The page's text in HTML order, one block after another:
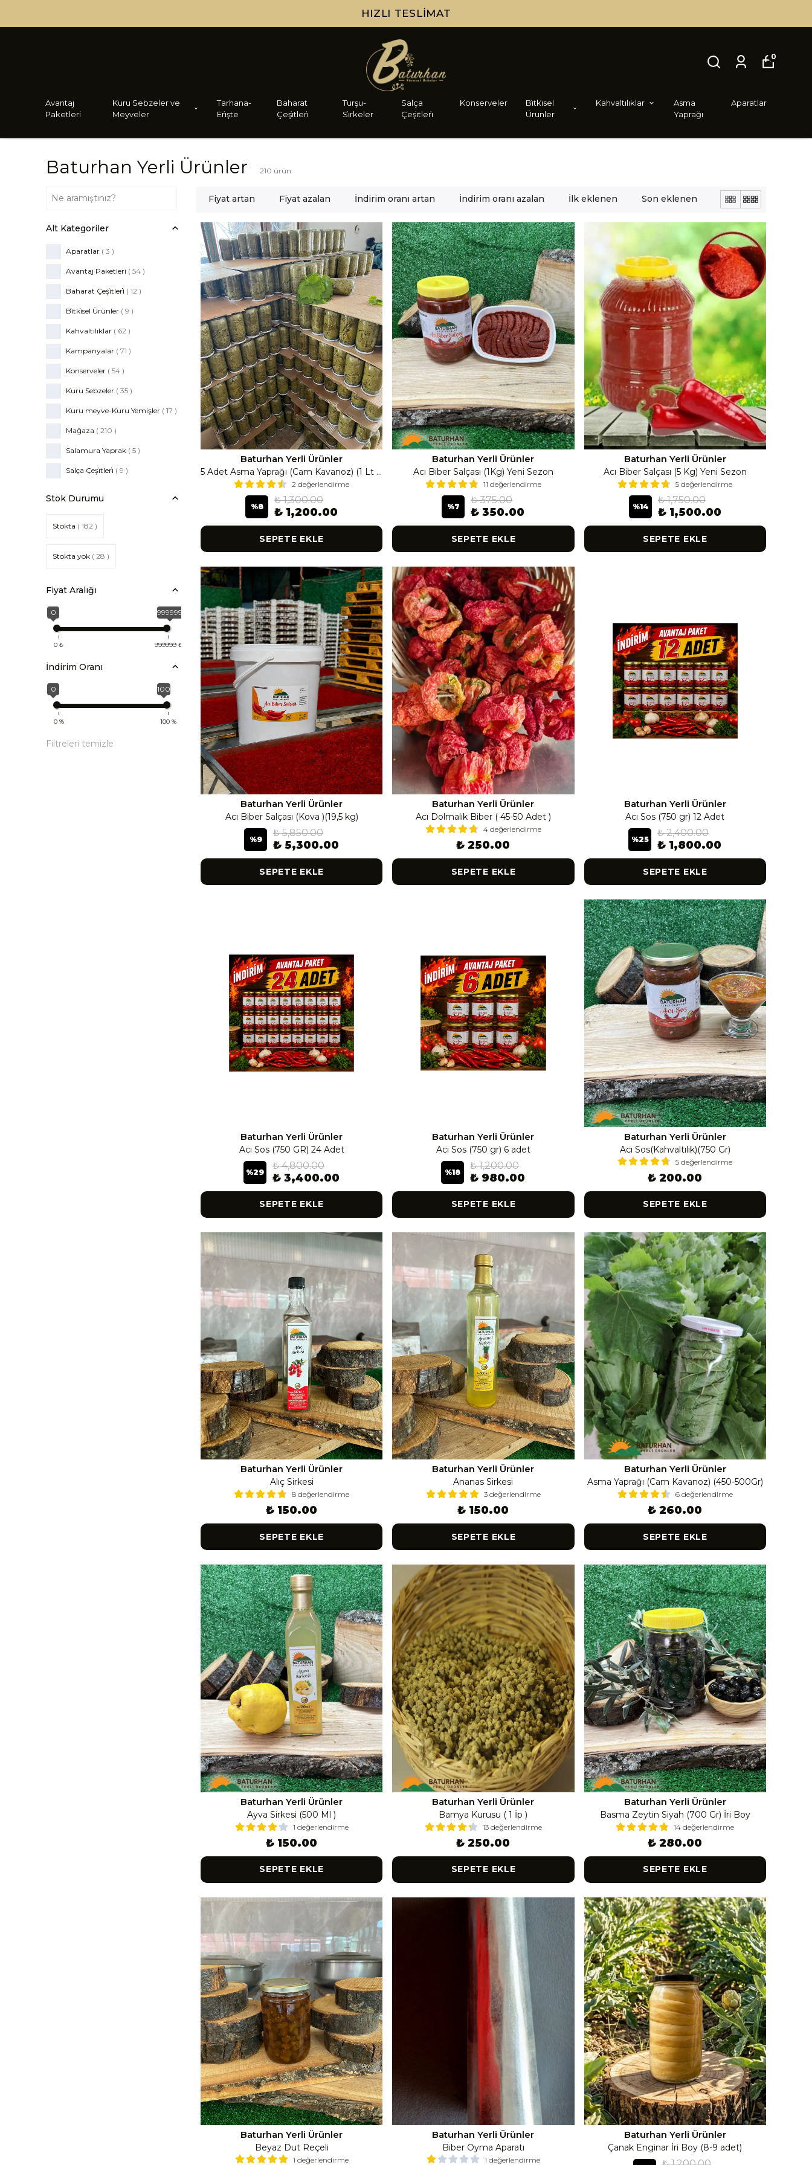
HIZLI TESLIMAT
Avantaj
Paketleri
Kuru Sebzeler ve
Meyveler
Tarhana-
Eri̇şte
Baharat
Çeşi̇tleri̇
Turşu-
Si̇rkeler
Salça
Çeşi̇tleri̇
Konserveler
Bi̇tki̇sel
Ürünler
Kahvaltılıklar
Asma
Yaprağı
Aparatlar
0
Baturhan Yerli Ürünler 210 ürün
Fiyat artan Fiyat azalan İndirim oranı artan İndirim oranı azalan İlk eklenen Son eklenen
Alt Kategoriler
Aparatlar ( 3 )
Avantaj Paketleri ( 54 )
Baharat Çeşi̇tleri̇ ( 12 )
Bi̇tki̇sel Ürünler ( 9 )
Kahvaltılıklar ( 62 )
Kampanyalar ( 71 )
Konserveler ( 54 )
Kuru Sebzeler ( 35 )
Kuru meyve-Kuru Yemişler ( 17 )
Mağaza ( 210 )
Salamura Yaprak ( 5 )
Salça Çeşi̇tleri̇ ( 9 )
Çanak Engi̇nar
Stok Durumu
Stokta ( 182 )
Stokta yok ( 28 )
Fiyat Aralığı
0 999999
0 ₺ 999999 ₺
İndirim Oranı
0 100
0 % 100 %
Filtreleri temizle
Baturhan Yerli Ürünler
5 Adet Asma Yaprağı (Cam Kavanoz) (1 Lt Cam Kavanoz 350-400 Gr) 350 G
2 değerlendirme
%8
₺ 1,300.00
₺ 1,200.00
SEPETE EKLE
Baturhan Yerli Ürünler
Acı Biber Salçası (1Kg) Yeni Sezon
11 değerlendirme
%7
₺ 375.00
₺ 350.00
SEPETE EKLE
Baturhan Yerli Ürünler
Acı Biber Salçası (5 Kg) Yeni Sezon
5 değerlendirme
%14
₺ 1,750.00
₺ 1,500.00
SEPETE EKLE
Baturhan Yerli Ürünler
Acı Biber Salçası (Kova )(19,5 kg)
%9
₺ 5,850.00
₺ 5,300.00
SEPETE EKLE
Baturhan Yerli Ürünler
Acı Dolmalık Biber ( 45-50 Adet )
4 değerlendirme
₺ 250.00
SEPETE EKLE
Baturhan Yerli Ürünler
Acı Sos (750 gr) 12 Adet
%25
₺ 2,400.00
₺ 1,800.00
SEPETE EKLE
Baturhan Yerli Ürünler
Acı Sos (750 GR) 24 Adet
%29
₺ 4,800.00
₺ 3,400.00
SEPETE EKLE
Baturhan Yerli Ürünler
Acı Sos (750 gr) 6 adet
%18
₺ 1,200.00
₺ 980.00
SEPETE EKLE
Baturhan Yerli Ürünler
Acı Sos(Kahvaltılık)(750 Gr)
5 değerlendirme
₺ 200.00
SEPETE EKLE
Baturhan Yerli Ürünler
Alıç Sirkesi
8 değerlendirme
₺ 150.00
SEPETE EKLE
Baturhan Yerli Ürünler
Ananas Sirkesi
3 değerlendirme
₺ 150.00
SEPETE EKLE
Baturhan Yerli Ürünler
Asma Yaprağı (Cam Kavanoz) (450-500Gr)
6 değerlendirme
₺ 260.00
SEPETE EKLE
Baturhan Yerli Ürünler
Ayva Sirkesi (500 Ml )
1 değerlendirme
₺ 150.00
SEPETE EKLE
Baturhan Yerli Ürünler
Bamya Kurusu ( 1 İp )
13 değerlendirme
₺ 250.00
SEPETE EKLE
Baturhan Yerli Ürünler
Basma Zeytin Siyah (700 Gr) İri Boy
14 değerlendirme
₺ 280.00
SEPETE EKLE
Baturhan Yerli Ürünler
Beyaz Dut Reçeli
1 değerlendirme
Baturhan Yerli Ürünler
Biber Oyma Aparatı
1 değerlendirme
Baturhan Yerli Ürünler
Çanak Enginar İri Boy (8-9 adet)